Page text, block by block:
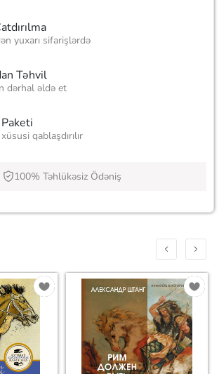
yuxarı sifarişlərdə
Təhvil
dərhal əldə et
qablaşdırılır
100% Təhlükəsiz Ödəniş